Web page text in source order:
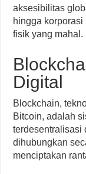
aksesibilitas
hingga
fisik yang mahal.
Digital
Blockchain,
Bitcoin, adalah
terdesentralisasi
dihubungkan
menciptakan